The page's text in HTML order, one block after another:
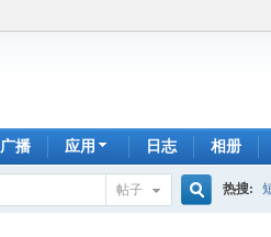
广播 应用 日志 相册
帖子 热搜: